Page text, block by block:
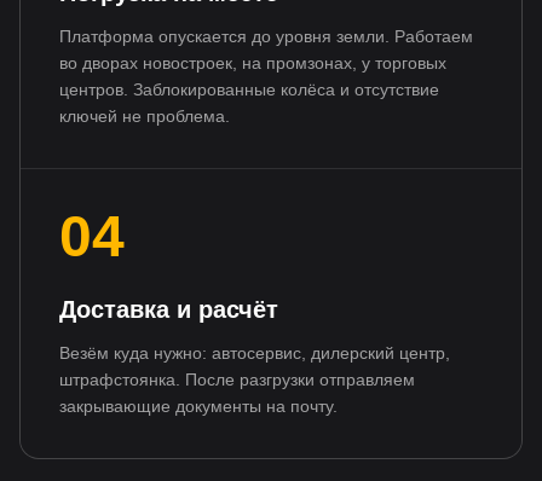
Платформа опускается до уровня земли. Работаем
во дворах новостроек, на промзонах, у торговых
центров. Заблокированные колёса и отсутствие
ключей не проблема.
04
Доставка и расчёт
Везём куда нужно: автосервис, дилерский центр,
штрафстоянка. После разгрузки отправляем
закрывающие документы на почту.